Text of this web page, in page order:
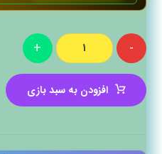
-
+
افزودن به سبد بازی